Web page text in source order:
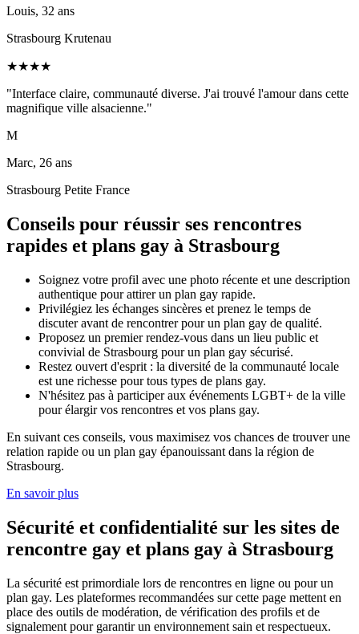
Louis, 32 ans
Strasbourg Krutenau
★★★★
"Interface claire, communauté diverse. J'ai trouvé l'amour dans cette
magnifique ville alsacienne."
M
Marc, 26 ans
Strasbourg Petite France
Conseils pour réussir ses rencontres
rapides et plans gay à Strasbourg
Soignez votre profil avec une photo récente et une description
authentique pour attirer un plan gay rapide.
Privilégiez les échanges sincères et prenez le temps de
discuter avant de rencontrer pour un plan gay de qualité.
Proposez un premier rendez-vous dans un lieu public et
convivial de Strasbourg pour un plan gay sécurisé.
Restez ouvert d'esprit : la diversité de la communauté locale
est une richesse pour tous types de plans gay.
N'hésitez pas à participer aux événements LGBT+ de la ville
pour élargir vos rencontres et vos plans gay.
En suivant ces conseils, vous maximisez vos chances de trouver une
relation rapide ou un plan gay épanouissant dans la région de
Strasbourg.
En savoir plus
Sécurité et confidentialité sur les sites de
rencontre gay et plans gay à Strasbourg
La sécurité est primordiale lors de rencontres en ligne ou pour un
plan gay. Les plateformes recommandées sur cette page mettent en
place des outils de modération, de vérification des profils et de
signalement pour garantir un environnement sain et respectueux.